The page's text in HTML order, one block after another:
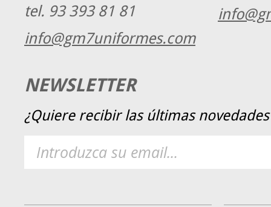
tel. 93 393 81 81
info@gm7uniformes.com
NEWSLETTER
¿Quiere recibir las últimas